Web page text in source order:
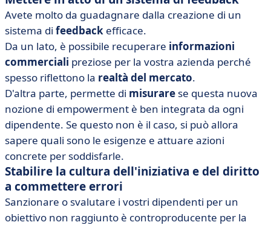
Avete molto da guadagnare dalla creazione di un
sistema di feedback efficace.
Da un lato, è possibile recuperare informazioni
commerciali preziose per la vostra azienda perché
spesso riflettono la realtà del mercato.
D'altra parte, permette di misurare se questa nuova
nozione di empowerment è ben integrata da ogni
dipendente. Se questo non è il caso, si può allora
sapere quali sono le esigenze e attuare azioni
concrete per soddisfarle.
Stabilire la cultura dell'iniziativa e del diritto
a commettere errori
Sanzionare o svalutare i vostri dipendenti per un
obiettivo non raggiunto è controproducente per la